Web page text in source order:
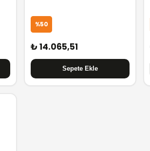
%50
₺ 14.065,51